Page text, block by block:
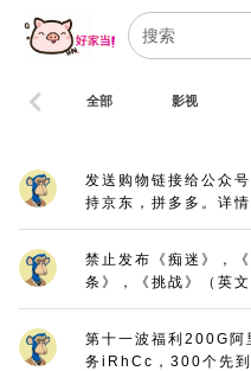
全部 影视
chevron_left
发送购物链接给公众
持京东，拼多多。详
禁止发布《痴迷》，
条》，《挑战》（英
又名：《深空拯救者
第十一波福利200G阿
务iRhCc，300个先